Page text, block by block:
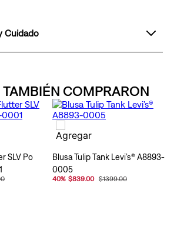
Cuidado
TAMBIÉN COMPRARON
SLV Po
Blusa Tulip Tank Levi’s® A8893-
0005
40% $839.00 $1399.00